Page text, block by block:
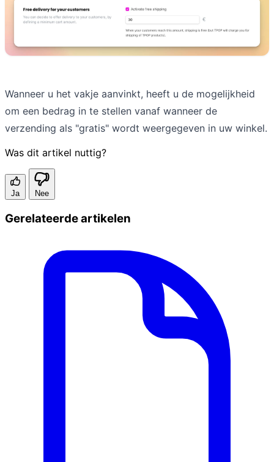
Wanneer u het vakje aanvinkt, heeft u de mogelijkheid
om een bedrag in te stellen vanaf wanneer de
verzending als "gratis" wordt weergegeven in uw winkel.
Was dit artikel nuttig?
Ja Nee
Gerelateerde artikelen